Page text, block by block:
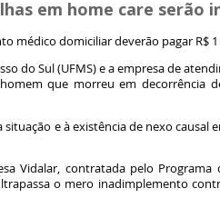
em home care serão
médico domiciliar deverão pagar R$
do Sul (UFMS) e a empresa de
que morreu em decorrência
e à existência de nexo causal
Vidalar, contratada pelo Programa
o mero inadimplemento